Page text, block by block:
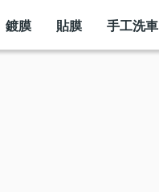
鍍膜 貼膜 手工洗車